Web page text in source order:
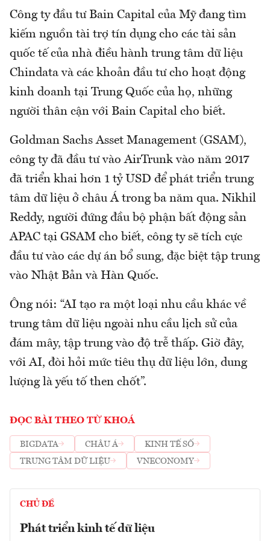
Công ty đầu tư Bain Capital của Mỹ đang tìm
kiếm nguồn tài trợ tín dụng cho các tài sản
quốc tế của nhà điều hành trung tâm dữ liệu
Chindata và các khoản đầu tư cho hoạt động
kinh doanh tại Trung Quốc của họ, những
người thân cận với Bain Capital cho biết.
Goldman Sachs Asset Management (GSAM),
công ty đã đầu tư vào AirTrunk vào năm 2017
đã triển khai hơn 1 tỷ USD để phát triển trung
tâm dữ liệu ở châu Á trong ba năm qua. Nikhil
Reddy, người đứng đầu bộ phận bất động sản
APAC tại GSAM cho biết, công ty sẽ tích cực
đầu tư vào các dự án bổ sung, đặc biệt tập trung
vào Nhật Bản và Hàn Quốc.
Ông nói: “AI tạo ra một loại nhu cầu khác về
trung tâm dữ liệu ngoài nhu cầu lịch sử của
đám mây, tập trung vào độ trễ thấp. Giờ đây,
với AI, đòi hỏi mức tiêu thụ dữ liệu lớn, dung
lượng là yếu tố then chốt”.
ĐỌC BÀI THEO TỪ KHOÁ
BIGDATA CHÂU Á
KINH TẾ SỐ
TRUNG TÂM DỮ LIỆU
VNECONOMY
CHỦ ĐỀ
Phát triển kinh tế dữ liệu